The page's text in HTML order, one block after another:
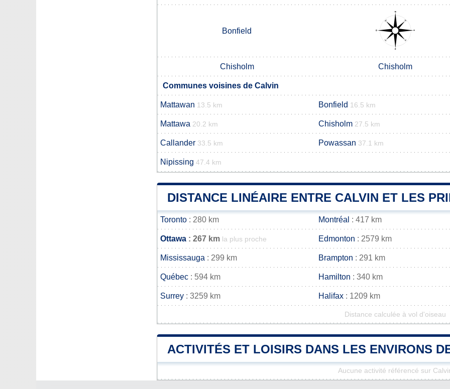
Bonfield
Chisholm Chisholm
Communes voisines de Calvin
Mattawan 13.5 km Bonfield 16.5 km
Mattawa 20.2 km Chisholm 27.5 km
Callander 33.5 km Powassan 37.1 km
Nipissing 47.4 km
DISTANCE LINÉAIRE ENTRE CALVIN ET LES
Toronto : 280 km Montréal : 417 km
Ottawa : 267 km la plus proche Edmonton : 2579 km
Mississauga : 299 km Brampton : 291 km
Québec : 594 km Hamilton : 340 km
Surrey : 3259 km Halifax : 1209 km
Distance calculée à vol d'oiseau
ACTIVITÉS ET LOISIRS DANS LES ENVIRONS
Aucune activité référencé sur